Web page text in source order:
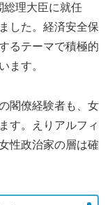
総理大臣に就任
した。経済安全保
るテーマで積極的
ます。
閣僚経験者も、女
す。えりアルフィ
性政治家の層は確